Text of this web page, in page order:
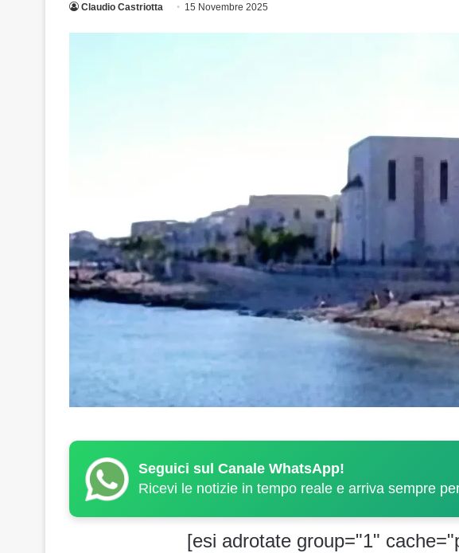
Claudio Castriotta 15 Novembre 2025
Seguici sul Canale WhatsApp!
Ricevi le notizie in tempo reale e arriva sempre
[esi adrotate group="1"